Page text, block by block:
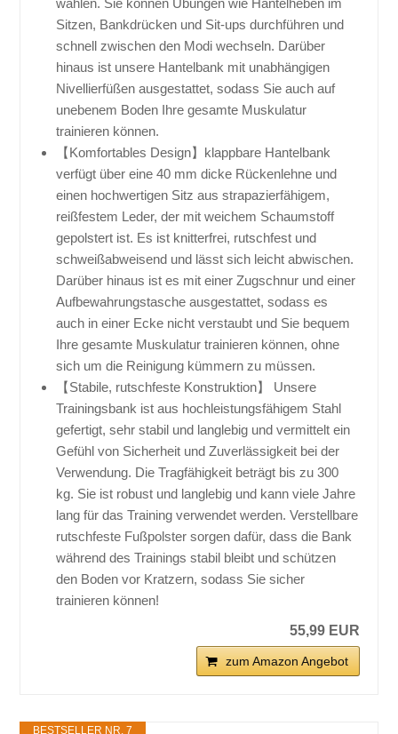
Sitzen, Bankdrücken und Sit-ups durchführen und
schnell zwischen den Modi wechseln. Darüber
hinaus ist unsere Hantelbank mit unabhängigen
Nivellierfüßen ausgestattet, sodass Sie auch auf
unebenem Boden Ihre gesamte Muskulatur
trainieren können.
【Komfortables Design】klappbare Hantelbank
verfügt über eine 40 mm dicke Rückenlehne und
einen hochwertigen Sitz aus strapazierfähigem,
reißfestem Leder, der mit weichem Schaumstoff
gepolstert ist. Es ist knitterfrei, rutschfest und
schweißabweisend und lässt sich leicht abwischen.
Darüber hinaus ist es mit einer Zugschnur und einer
Aufbewahrungstasche ausgestattet, sodass es
auch in einer Ecke nicht verstaubt und Sie bequem
Ihre gesamte Muskulatur trainieren können, ohne
sich um die Reinigung kümmern zu müssen.
【Stabile, rutschfeste Konstruktion】 Unsere
Trainingsbank ist aus hochleistungsfähigem Stahl
gefertigt, sehr stabil und langlebig und vermittelt ein
Gefühl von Sicherheit und Zuverlässigkeit bei der
Verwendung. Die Tragfähigkeit beträgt bis zu 300
kg. Sie ist robust und langlebig und kann viele Jahre
lang für das Training verwendet werden. Verstellbare
rutschfeste Fußpolster sorgen dafür, dass die Bank
während des Trainings stabil bleibt und schützen
den Boden vor Kratzern, sodass Sie sicher
trainieren können!
55,99 EUR
zum Amazon Angebot
BESTSELLER NR. 7